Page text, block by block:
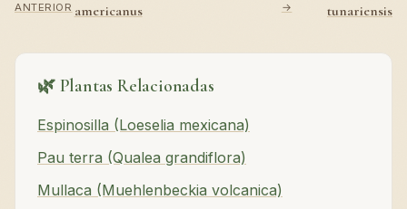
ANTERIOR americanus
→
tunariensis
🌿 Plantas Relacionadas
Espinosilla (Loeselia mexicana)
Pau terra (Qualea grandiflora)
Mullaca (Muehlenbeckia volcanica)